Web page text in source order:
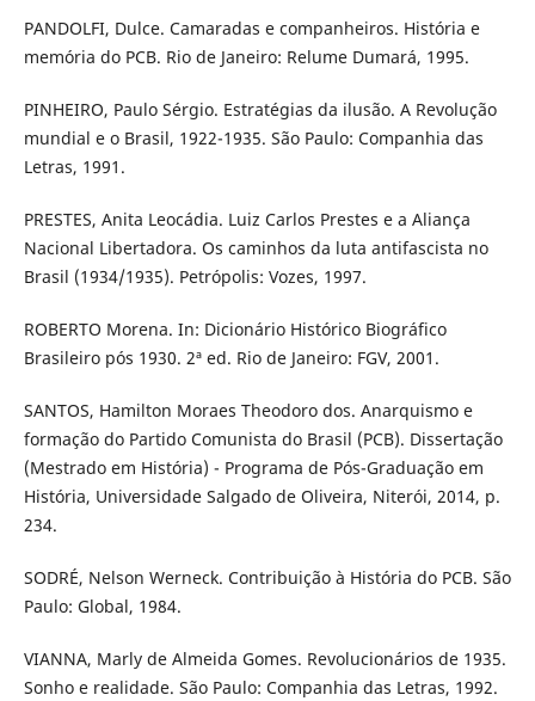
PANDOLFI, Dulce. Camaradas e companheiros. História e
memória do PCB. Rio de Janeiro: Relume Dumará, 1995.
PINHEIRO, Paulo Sérgio. Estratégias da ilusão. A Revolução
mundial e o Brasil, 1922-1935. São Paulo: Companhia das
Letras, 1991.
PRESTES, Anita Leocádia. Luiz Carlos Prestes e a Aliança
Nacional Libertadora. Os caminhos da luta antifascista no
Brasil (1934/1935). Petrópolis: Vozes, 1997.
ROBERTO Morena. In: Dicionário Histórico Biográfico
Brasileiro pós 1930. 2ª ed. Rio de Janeiro: FGV, 2001.
SANTOS, Hamilton Moraes Theodoro dos. Anarquismo e
formação do Partido Comunista do Brasil (PCB). Dissertação
(Mestrado em História) - Programa de Pós-Graduação em
História, Universidade Salgado de Oliveira, Niterói, 2014, p.
234.
SODRÉ, Nelson Werneck. Contribuição à História do PCB. São
Paulo: Global, 1984.
VIANNA, Marly de Almeida Gomes. Revolucionários de 1935.
Sonho e realidade. São Paulo: Companhia das Letras, 1992.